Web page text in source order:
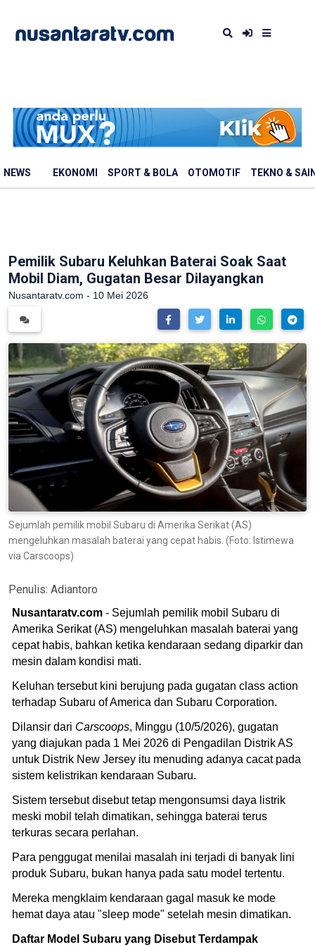
NEWS EKONOMI SPORT & BOLA OTOMOTIF TEKNO &
Pemilik Subaru Keluhkan Baterai Soak Saat
Mobil Diam, Gugatan Besar Dilayangkan
Nusantaratv.com - 10 Mei 2026
Sejumlah pemilik mobil Subaru di Amerika Serikat (AS)
mengeluhkan masalah baterai yang cepat habis. (Foto: Istimewa
via Carscoops)
Penulis: Adiantoro
Nusantaratv.com - Sejumlah pemilik mobil Subaru di
Amerika Serikat (AS) mengeluhkan masalah baterai yang
cepat habis, bahkan ketika kendaraan sedang diparkir dan
mesin dalam kondisi mati.
Keluhan tersebut kini berujung pada gugatan class action
terhadap Subaru of America dan Subaru Corporation.
Dilansir dari Carscoops, Minggu (10/5/2026), gugatan
yang diajukan pada 1 Mei 2026 di Pengadilan Distrik AS
untuk Distrik New Jersey itu menuding adanya cacat pada
sistem kelistrikan kendaraan Subaru.
Sistem tersebut disebut tetap mengonsumsi daya listrik
meski mobil telah dimatikan, sehingga baterai terus
terkuras secara perlahan.
Para penggugat menilai masalah ini terjadi di banyak lini
produk Subaru, bukan hanya pada satu model tertentu.
Mereka mengklaim kendaraan gagal masuk ke mode
hemat daya atau "sleep mode" setelah mesin dimatikan.
Daftar Model Subaru yang Disebut Terdampak